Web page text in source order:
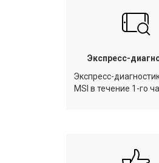
Экспресс-
Экспресс-
MSI в течение 1-го